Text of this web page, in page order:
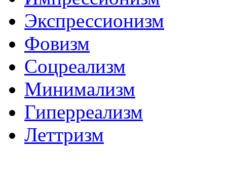
Экспрессионизм
Фовизм
Соцреализм
Минимализм
Гиперреализм
Леттризм